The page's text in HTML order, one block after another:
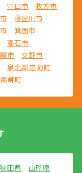
守口市
枚方市
寝屋川市
箕面市
高石市
市
交野市
泉北郡忠岡町
岬町
秋田県
山形県